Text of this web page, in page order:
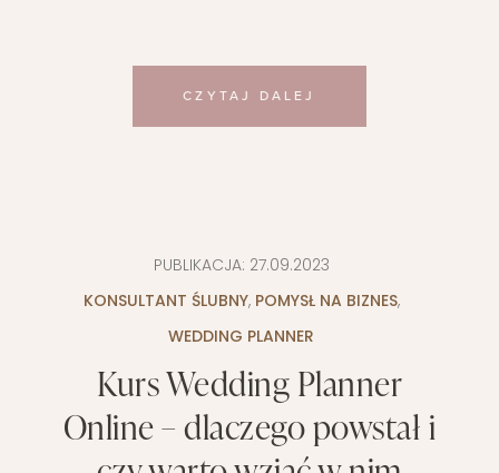
CZYTAJ DALEJ
PUBLIKACJA: 27.09.2023
KONSULTANT ŚLUBNY, POMYSŁ NA BIZNES,
WEDDING PLANNER
Kurs Wedding Planner
Online – dlaczego powstał i